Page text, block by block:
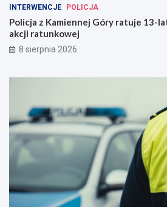
INTERWENCJE POLICJA
Policja z Kamiennej Góry ratuje 13-
akcji ratunkowej
8 sierpnia 2026